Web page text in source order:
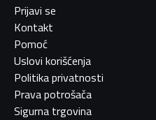
Prijavi se
Kontakt
Pomoć
Uslovi korišćenja
Politika privatnosti
Prava potrošača
Sigurna trgovina